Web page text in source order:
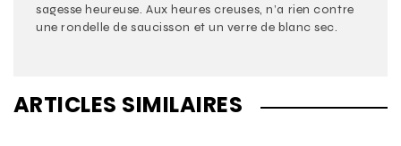
sagesse heureuse. Aux heures creuses, n’a rien contre
une rondelle de saucisson et un verre de blanc sec.
ARTICLES SIMILAIRES